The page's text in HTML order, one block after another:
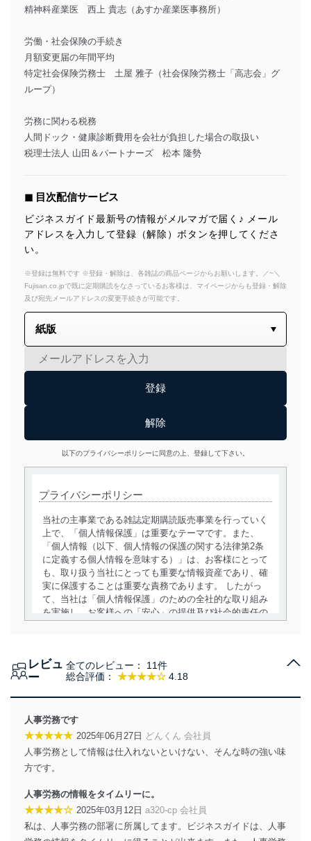
精神科産業医 西上 貴志（あすか産業医事務所）
労働・社会保険の手続き
月額変更届の年間平均
特定社会保険労務士 土屋 雅子（社会保険労務士「高志会」グ
ループ）
労務に関わる税務
人間ドック・健康診断費用を会社が負担した場合の取扱い
税理士法人 山田＆パートナーズ 松本 隆勢
◼︎ 目次配信サービス
ビジネスガイド最新号の情報がメルマガで届く♪ メール
アドレスを入力して登録（解除）ボタンを押してくださ
い。
※登録は無料です ※登録・解除は、各雑誌の商品ページからお願いします。／~＼
Fujisan.co.jpで既に定期購読をなさっているお客様は、マイページからも登録・解除
及び宛先メールアドレスの変更手続きが可能です。
以下のプライバシーポリシーに同意の上、登録して下さい。
プライバシーポリシー
当社の主事業である雑誌定期購読販売事業を行っていく
上で、「個人情報保護」は重要なテーマです。また、
「個人情報（以下、個人情報の保護の関する法律第2条
に定義する個人情報を意味する）」は、お客様にとって
も、取り扱う当社にとっても重要な情報資産であり、確
実に保護することは重要な責務であります。 したがっ
て、当社は「個人情報保護」のための全社的な取り組み
を実施し、お客様への「安心」の提供及び社会的責任の
当社は、個人情報の取得・利用・提供に際して、その利
得・利用・提供を行います。また、当社が保有している
個人情報は、同意を得ずに目的外利用、第三者への提
供・開示は行いません。当社においてはこれらの取り組
みを確実にするため、従業者等の教育を徹底してまいり
ます。また、目的外利用を行わないために、適切な管理
法令遵守
当社は、個人情報に関連する法令、国が定める指針及び
レビュ
ー
総合評価： ★★★★☆ 4.18
全てのレビュー： 11件
人事労務です
★★★★★ 2025年06月27日 どんくん 会社員
人事労務として情報は仕入れないといけない、そんな時の強い味
方です。
人事労務の情報をタイムリーに。
★★★★☆ 2025年03月12日 a320-cp 会社員
私は、人事労務の部署に所属してます。ビジネスガイドは、人事